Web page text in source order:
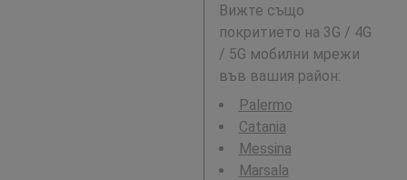
Вижте също
покритието на 3G / 4G
/ 5G мобилни мрежи
във вашия район:
Palermo
Catania
Messina
Marsala